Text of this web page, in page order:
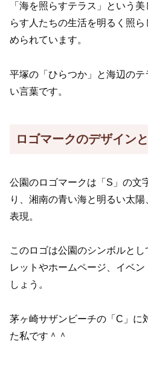
「海を照らすテラス」という
らす人たちの生活を明るく照
められています。
平塚の「ひらつか」と海辺の
い言葉です。
ロゴマークのデザイン
公園のロゴマークは「S」の文
り、湘南の青い海と明るい太
表現。
このロゴは公園のシンボルと
レットやホームページ、イベ
しょう。
茅ヶ崎サザンビーチの「C」に
た私です＾＾